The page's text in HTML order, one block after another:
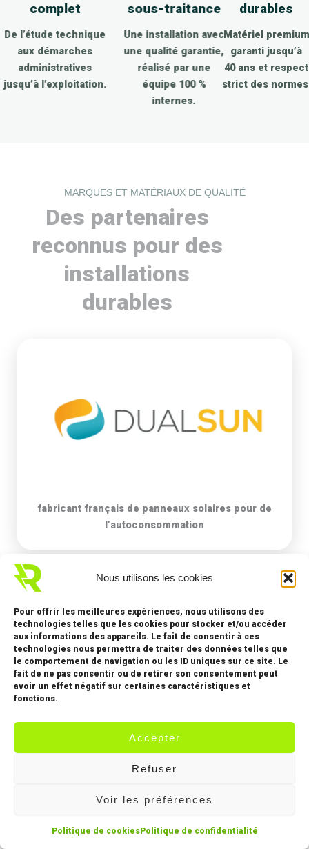
Nous utilisons les cookies
Pour offrir les meilleures expériences, nous utilisons des
technologies telles que les cookies pour stocker et/ou accéder
aux informations des appareils. Le fait de consentir à ces
technologies nous permettra de traiter des données telles que
le comportement de navigation ou les ID uniques sur ce site. Le
fait de ne pas consentir ou de retirer son consentement peut
avoir un effet négatif sur certaines caractéristiques et
fonctions.
Accepter
Refuser
Voir les préférences
Politique de cookiesPolitique de confidentialité
complet
De l’étude technique
aux démarches
administratives
jusqu’à l’exploitation.
sous-traitance
Une installation avec
une qualité garantie,
réalisé par une
équipe 100 %
internes.
durables
Matériel premium
garanti jusqu’à
40 ans et respect
strict des normes.
MARQUES ET MATÉRIAUX DE QUALITÉ
Des partenaires
reconnus pour des
installations
durables
fabricant français de panneaux solaires pour de
l’autoconsommation
35 ans d’expertise en
panneaux solaires
à hauts rendements